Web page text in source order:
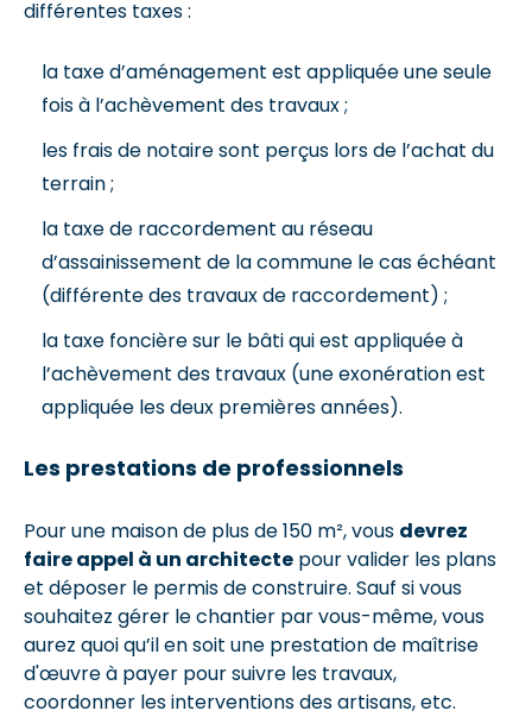
différentes taxes :
la taxe d’aménagement est appliquée une seule
fois à l’achèvement des travaux ;
les frais de notaire sont perçus lors de l’achat du
terrain ;
la taxe de raccordement au réseau
d’assainissement de la commune le cas échéant
(différente des travaux de raccordement) ;
la taxe foncière sur le bâti qui est appliquée à
l’achèvement des travaux (une exonération est
appliquée les deux premières années).
Les prestations de professionnels
Pour une maison de plus de 150 m², vous devrez
faire appel à un architecte pour valider les plans
et déposer le permis de construire. Sauf si vous
souhaitez gérer le chantier par vous-même, vous
aurez quoi qu’il en soit une prestation de maîtrise
d'œuvre à payer pour suivre les travaux,
coordonner les interventions des artisans, etc.